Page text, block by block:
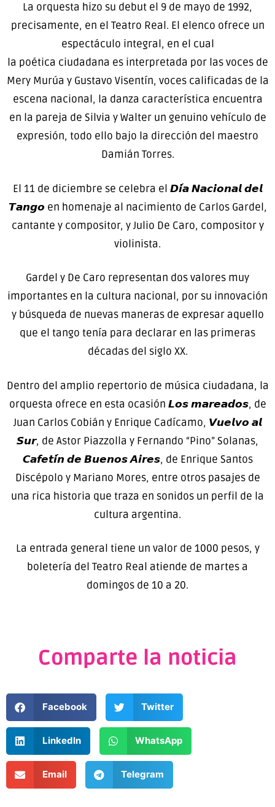
La orquesta hizo su debut el 9 de mayo de 1992,
precisamente, en el Teatro Real. El elenco ofrece un
espectáculo integral, en el cual
la poética ciudadana es interpretada por las voces de
Mery Murúa y Gustavo Visentín, voces calificadas de la
escena nacional, la danza característica encuentra
en la pareja de Silvia y Walter un genuino vehículo de
expresión, todo ello bajo la dirección del maestro
Damián Torres.
El 11 de diciembre se celebra el 𝘿𝙞́𝙖 𝙉𝙖𝙘𝙞𝙤𝙣𝙖𝙡 𝙙𝙚𝙡
𝙏𝙖𝙣𝙜𝙤 en homenaje al nacimiento de Carlos Gardel,
cantante y compositor, y Julio De Caro, compositor y
violinista.
Gardel y De Caro representan dos valores muy
importantes en la cultura nacional, por su innovación
y búsqueda de nuevas maneras de expresar aquello
que el tango tenía para declarar en las primeras
décadas del siglo XX.
Dentro del amplio repertorio de música ciudadana, la
orquesta ofrece en esta ocasión 𝙇𝙤𝙨 𝙢𝙖𝙧𝙚𝙖𝙙𝙤𝙨, de
Juan Carlos Cobián y Enrique Cadícamo, 𝙑𝙪𝙚𝙡𝙫𝙤 𝙖𝙡
𝙎𝙪𝙧, de Astor Piazzolla y Fernando “Pino” Solanas,
𝘾𝙖𝙛𝙚𝙩𝙞́𝙣 𝙙𝙚 𝘽𝙪𝙚𝙣𝙤𝙨 𝘼𝙞𝙧𝙚𝙨, de Enrique Santos
Discépolo y Mariano Mores, entre otros pasajes de
una rica historia que traza en sonidos un perfil de la
cultura argentina.
La entrada general tiene un valor de 1000 pesos, y
boletería del Teatro Real atiende de martes a
domingos de 10 a 20.
Comparte la noticia
Facebook Twitter
LinkedIn WhatsApp
Email Telegram